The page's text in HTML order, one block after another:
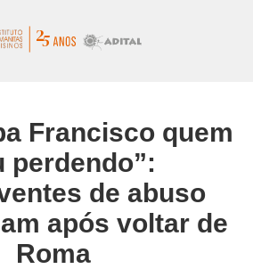
Francisco quem
perdendo”:
de abuso
após voltar de
Roma